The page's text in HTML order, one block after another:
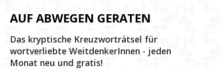
Direkt zum Hauptbereich
AUF ABWEGEN GERATEN
Das kryptische Kreuzworträtsel für
wortverliebte WeitdenkerInnen - jeden
Monat neu und gratis!